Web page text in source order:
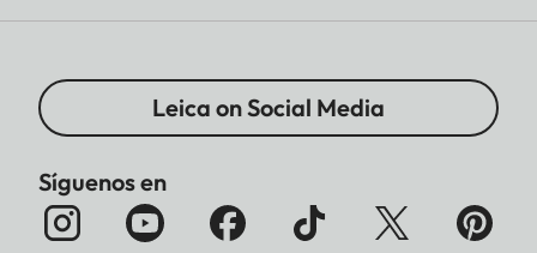
Leica on Social Media
Síguenos en